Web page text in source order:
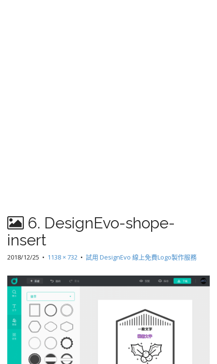
6. DesignEvo-shope-
insert
2018/12/25 • 1138 × 732 • 試用 DesignEvo 線上免費Logo製作服務